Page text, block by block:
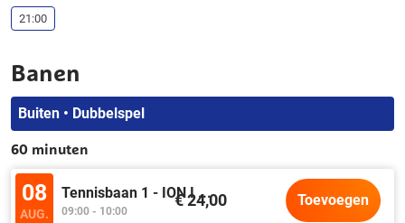
21:00
Banen
Buiten • Dubbelspel
60 minuten
08
AUG.
Tennisbaan 1 - ION I...
09:00 - 10:00
€ 24,00 Toevoegen